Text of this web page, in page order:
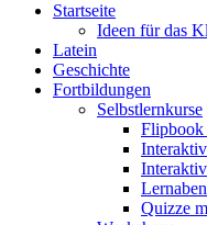
Startseite
Ideen für das
Latein
Geschichte
Fortbildungen
Selbstlernkurse
Flipbook
Quizze